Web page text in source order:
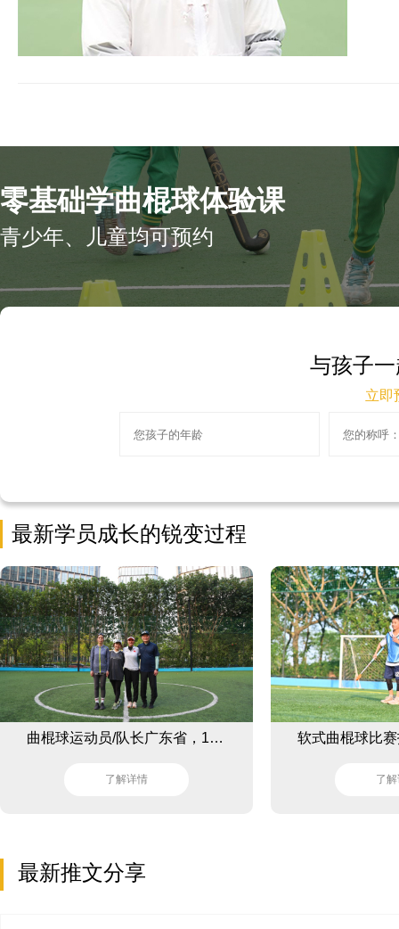
零基础学曲棍球体验课
青少年、儿童均可预约
与孩子
立即
最新学员成长的锐变过程
曲棍球运动员/队长广东省，13岁儿童曲棍球案例
了解详情 了
最新推文分享